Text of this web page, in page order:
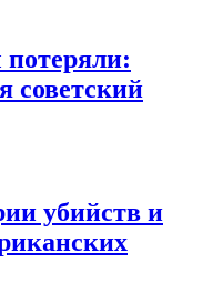
советский
убийств и